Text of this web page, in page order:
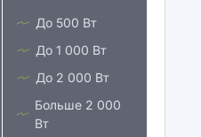
До 500 Вт
До 1 000 Вт
До 2 000 Вт
Больше 2 000
Вт